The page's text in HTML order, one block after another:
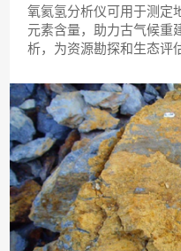
氧氦氢分析仪可用于测定
元素含量，助力古气候重
析，为资源勘探和生态评